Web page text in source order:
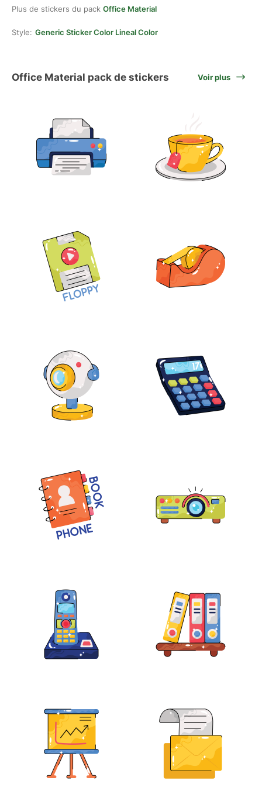
Plus de stickers du pack Office Material
Style: Generic Sticker Color Lineal Color
Office Material pack de stickers Voir plus